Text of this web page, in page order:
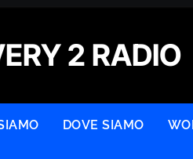
2 RADIO
DOVE SIAMO